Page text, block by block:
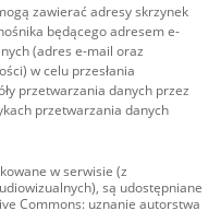
zawierać adresy skrzynek
będącego adresem e-
(adres e-mail oraz
w celu przesłania
przetwarzania danych przez
przetwarzania danych
w serwisie (z
są udostępniane
Commons: uznanie autorstwa